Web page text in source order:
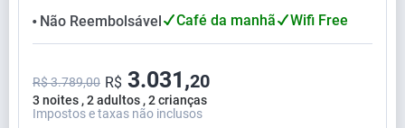
⬤ Não Reembolsável Café da manhã Wifi Free
3 noites , 2 adultos , 2 crianças
R$ 3.789,00 R$ 3.031,20
Impostos e taxas não inclusos